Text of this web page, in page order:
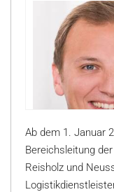
Ab dem 1. Januar
Bereichsleitung
Reisholz und